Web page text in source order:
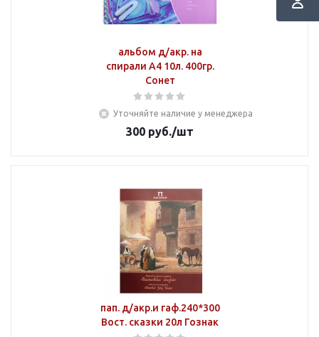
альбом д/акр. на
спирали А4 10л. 400гр.
Сонет
Уточняйте наличие у менеджера
300 руб./шт
пап. д/акр.и гаф.240*300
Вост. сказки 20л Гознак